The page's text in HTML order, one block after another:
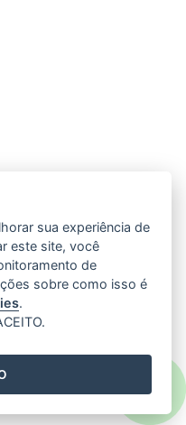
sua experiência de
este site, você
de
sobre como isso é
.